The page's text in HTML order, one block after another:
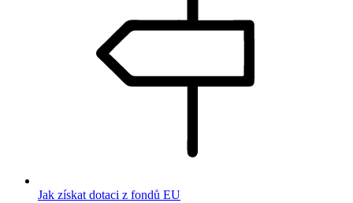
Jak získat dotaci z fondů EU